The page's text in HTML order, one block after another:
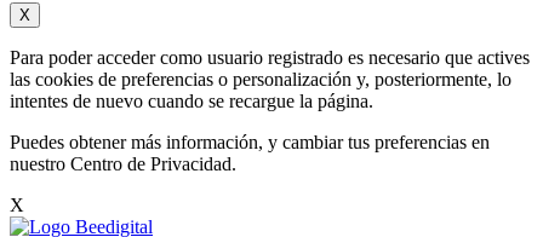
X
Para poder acceder como usuario registrado es necesario que actives
las cookies de preferencias o personalización y, posteriormente, lo
intentes de nuevo cuando se recargue la página.
Puedes obtener más información, y cambiar tus preferencias en
nuestro Centro de Privacidad.
X